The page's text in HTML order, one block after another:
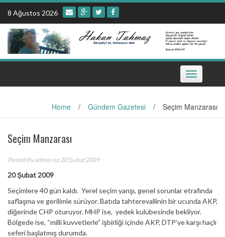
Skip
content
8 Ağustos 2026
Toggle
navigation
Home / Gündem Gazetesi / Seçim Manzarası
Seçim Manzarası
Posted Byadmin on 20 Şubat 2009
20 Şubat 2009
Seçimlere 40 gün kaldı. Yerel seçim yarışı, genel sorunlar etrafında
saflaşma ve gerilimle sürüyor. Batıda tahterevallinin bir ucunda AKP,
diğerinde CHP oturuyor. MHP ise, yedek kulübesinde bekliyor.
Bölgede ise, “milli kuvvetlerle” işbirliği içinde AKP, DTP’ye karşı haçlı
seferi başlatmış durumda.